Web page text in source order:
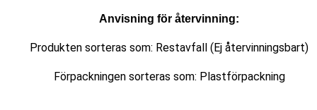
Anvisning för återvinning:
Produkten sorteras som: Restavfall (Ej återvinningsbart)
Förpackningen sorteras som: Plastförpackning